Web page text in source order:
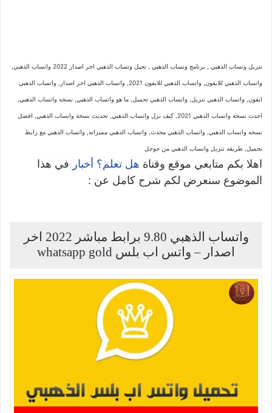
تنزيل وتساب الذهبي , برنامج وتساب الذهبي , تحيل وتساب الذهبي اخر اصدار 2022 واتساب الذهبي,
واتساب الذهبي للايفون, واتساب الذهبي للايفون 2021, واتساب الذهبي اخر اصدار, واتساب الذهبي
ايفون, واتساب الذهبي تنزيل, واتساب الذهبي تحميل, ما هو واتساب الذهبي, نسخه واتساب الذهبي,
احدث نسخة واتساب الذهبي 2021, كيف نزل واتساب الذهبي, تحديث نسخة واتساب الذهبي, افضل
نسخه واتساب الذهبي, واتساب الذهبي محدث, واتساب الذهبي مميزاته, واتساب الذهبي مع رابط
تحميل, طريقه تنزيل واتساب الذهبي من جوجل
اهلا بكم متابعي موقع وقناة هل تعلم؟ أخبار في هذا
الموضوع سنعرض لكم شرح كامل عن :
واتساب الذهبي 9.80 برابط مباشر 2022 اخر
اصدار – واتس اب بلس whatsapp gold